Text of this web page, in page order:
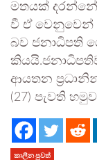
මතයක්
වී ඒ වෙනුවෙන්
බව ජනාධිපති
ආයතන
(27) පැවති
කාලීන පුවත්